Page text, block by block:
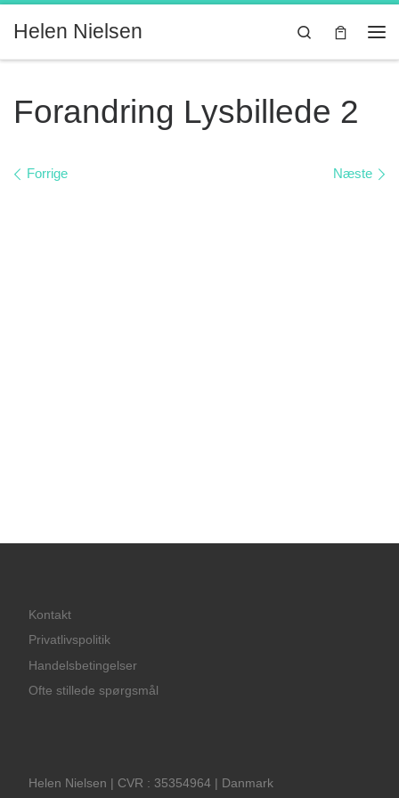
Fortsæt til indhold
Helen Nielsen
Search
Forandring Lysbillede 2
Billede navigation
Forrige Næste
Kontakt
Privatlivspolitik
Handelsbetingelser
Ofte stillede spørgsmål
Helen Nielsen | CVR : 35354964 | Danmark